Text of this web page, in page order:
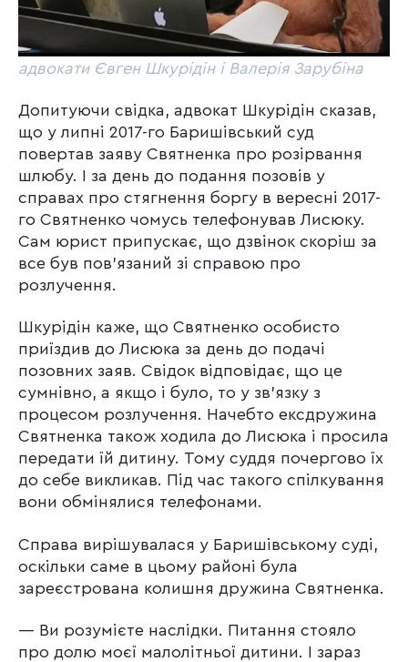
адвокати Євген Шкурідін і Валерія Зарубіна
Допитуючи свідка, адвокат Шкурідін сказав,
що у липні 2017-го Баришівський суд
повертав заяву Святненка про розірвання
шлюбу. І за день до подання позовів у
справах про стягнення боргу в вересні 2017-
го Святненко чомусь телефонував Лисюку.
Сам юрист припускає, що дзвінок скоріш за
все був пов’язаний зі справою про
розлучення.
Шкурідін каже, що Святненко особисто
приїздив до Лисюка за день до подачі
позовних заяв. Свідок відповідає, що це
сумнівно, а якщо і було, то у зв’язку з
процесом розлучення. Начебто ексдружина
Святненка також ходила до Лисюка і просила
передати їй дитину. Тому суддя почергово їх
до себе викликав. Під час такого спілкування
вони обмінялися телефонами.
Справа вирішувалася у Баришівському суді,
оскільки саме в цьому районі була
зареєстрована колишня дружина Святненка.
— Ви розумієте наслідки. Питання стояло
про долю моєї малолітньої дитини. І зараз